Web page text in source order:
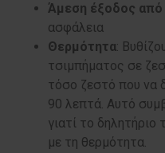
Άμεση έξοδος από
ασφάλεια
Θερμότητα:
τσιμπήματος σε
τόσο ζεστό που να
90 λεπτά. Αυτό
γιατί το
με τη θερμότητα.